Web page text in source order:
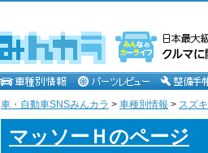
車・自動車SNSみんカラ > 車種別情報 > スズキ
マッソーＨのページ